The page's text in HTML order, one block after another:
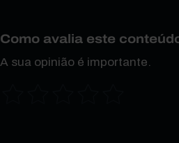
Como avalia este
A sua opinião é importante.